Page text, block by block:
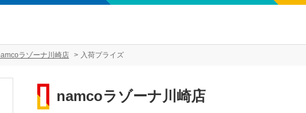
ラゾーナ川崎店 入荷プライズ
namcoラゾーナ川崎店